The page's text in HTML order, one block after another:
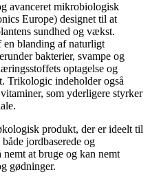
avanceret mikrobiologisk
Europe) designet til at
sundhed og vækst.
en blanding af naturligt
bakterier, svampe og
optagelse og
Trikologic indeholder også
som yderligere styrker
produkt, der er ideelt til
jordbaserede og
at bruge og kan nemt
gødninger.